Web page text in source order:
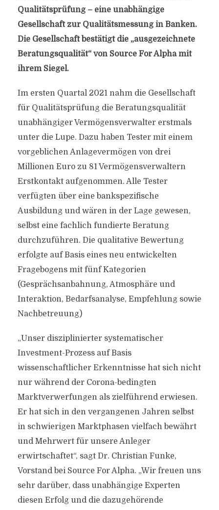
Qualitätsprüfung – eine unabhängige
Gesellschaft zur Qualitätsmessung in Banken.
Die Gesellschaft bestätigt die „ausgezeichnete
Beratungsqualität“ von Source For Alpha mit
ihrem Siegel.
Im ersten Quartal 2021 nahm die Gesellschaft
für Qualitätsprüfung die Beratungsqualität
unabhängiger Vermögensverwalter erstmals
unter die Lupe. Dazu haben Tester mit einem
vorgeblichen Anlagevermögen von drei
Millionen Euro zu 81 Vermögensverwaltern
Erstkontakt aufgenommen. Alle Tester
verfügten über eine bankspezifische
Ausbildung und wären in der Lage gewesen,
selbst eine fachlich fundierte Beratung
durchzuführen. Die qualitative Bewertung
erfolgte auf Basis eines neu entwickelten
Fragebogens mit fünf Kategorien
(Gesprächsanbahnung, Atmosphäre und
Interaktion, Bedarfsanalyse, Empfehlung sowie
Nachbetreuung)
„Unser disziplinierter systematischer
Investment-Prozess auf Basis
wissenschaftlicher Erkenntnisse hat sich nicht
nur während der Corona-bedingten
Marktverwerfungen als zielführend erwiesen.
Er hat sich in den vergangenen Jahren selbst
in schwierigen Marktphasen vielfach bewährt
und Mehrwert für unsere Anleger
erwirtschaftet“, sagt Dr. Christian Funke,
Vorstand bei Source For Alpha. „Wir freuen uns
sehr darüber, dass unabhängige Experten
diesen Erfolg und die dazugehörende